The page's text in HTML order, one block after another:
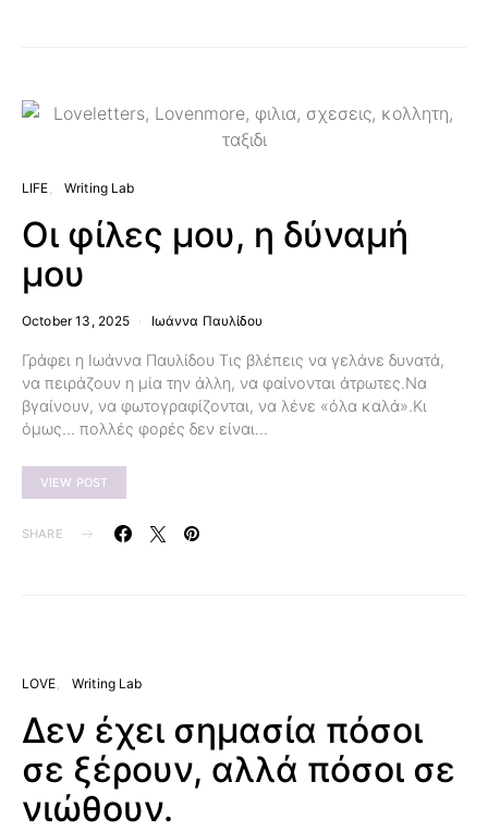
LIFE Writing Lab
Οι φίλες μου, η δύναμή
μου
October 13, 2025 Ιωάννα Παυλίδου
Γράφει η Ιωάννα Παυλίδου Τις βλέπεις να γελάνε δυνατά,
να πειράζουν η μία την άλλη, να φαίνονται άτρωτες.Να
βγαίνουν, να φωτογραφίζονται, να λένε «όλα καλά».Κι
όμως… πολλές φορές δεν είναι…
VIEW POST
SHARE
LOVE Writing Lab
Δεν έχει σημασία πόσοι
σε ξέρουν, αλλά πόσοι σε
νιώθουν.